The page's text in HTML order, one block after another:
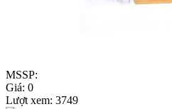
MSSP:
Giá: 0
Lượt xem: 3749